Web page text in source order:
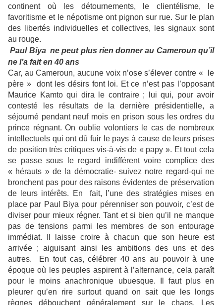
continent où les détournements, le clientélisme, le
favoritisme et le népotisme ont pignon sur rue. Sur le plan
des libertés individuelles et collectives, les signaux sont
au rouge.
Paul Biya ne peut plus rien donner au Cameroun qu’il
ne l’a fait en 40 ans
Car, au Cameroun, aucune voix n’ose s’élever contre « le
père » dont les désirs font loi. Et ce n’est pas l’opposant
Maurice Kamto qui dira le contraire ; lui qui, pour avoir
contesté les résultats de la dernière présidentielle, a
séjourné pendant neuf mois en prison sous les ordres du
prince régnant. On oublie volontiers le cas de nombreux
intellectuels qui ont dû fuir le pays à cause de leurs prises
de position très critiques vis-à-vis de « papy ». Et tout cela
se passe sous le regard indifférent voire complice des
« hérauts » de la démocratie- suivez notre regard-qui ne
bronchent pas pour des raisons évidentes de préservation
de leurs intérêts. En fait, l’une des stratégies mises en
place par Paul Biya pour pérenniser son pouvoir, c’est de
diviser pour mieux régner. Tant et si bien qu’il ne manque
pas de tensions parmi les membres de son entourage
immédiat. Il laisse croire à chacun que son heure est
arrivée ; aiguisant ainsi les ambitions des uns et des
autres. En tout cas, célébrer 40 ans au pouvoir à une
époque où les peuples aspirent à l’alternance, cela paraît
pour le moins anachronique ubuesque. Il faut plus en
pleurer qu’en rire surtout quand on sait que les longs
règnes débouchent généralement sur le chaos. Les